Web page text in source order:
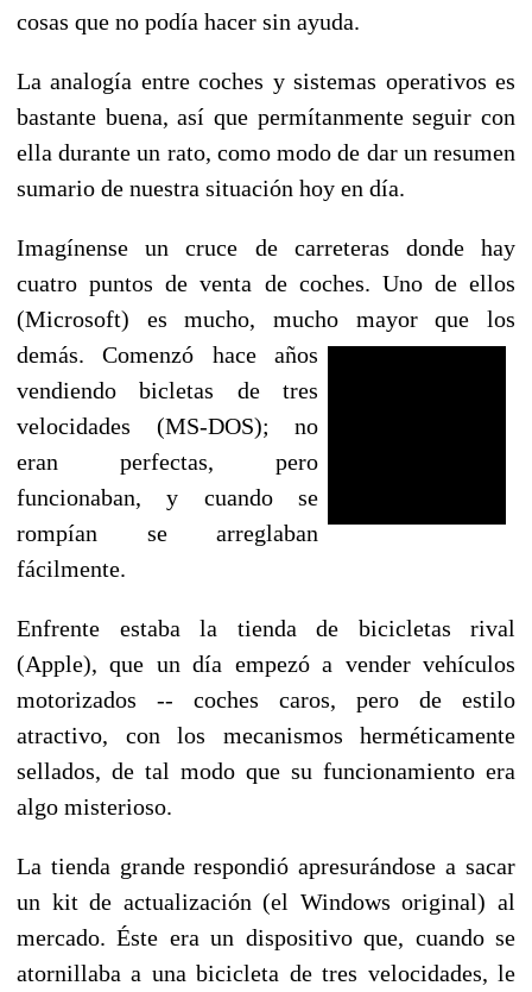
cosas que no podía hacer sin ayuda.
La analogía entre coches y sistemas operativos es
bastante buena, así que permítanmente seguir con
ella durante un rato, como modo de dar un resumen
sumario de nuestra situación hoy en día.
Imagínense un cruce de carreteras donde hay
cuatro puntos de venta de coches. Uno de ellos
(Microsoft) es mucho, mucho mayor que los
demás. Comenzó hace años
vendiendo bicletas de tres
velocidades (MS-DOS); no
eran perfectas, pero
funcionaban, y cuando se
rompían se arreglaban
fácilmente.
Enfrente estaba la tienda de bicicletas rival
(Apple), que un día empezó a vender vehículos
motorizados -- coches caros, pero de estilo
atractivo, con los mecanismos herméticamente
sellados, de tal modo que su funcionamiento era
algo misterioso.
La tienda grande respondió apresurándose a sacar
un kit de actualización (el Windows original) al
mercado. Éste era un dispositivo que, cuando se
atornillaba a una bicicleta de tres velocidades, le